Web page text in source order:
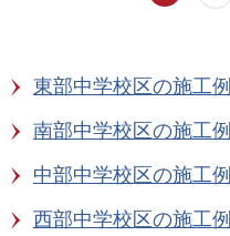
東部中学校区の施工例
南部中学校区の施工例
中部中学校区の施工例
西部中学校区の施工例